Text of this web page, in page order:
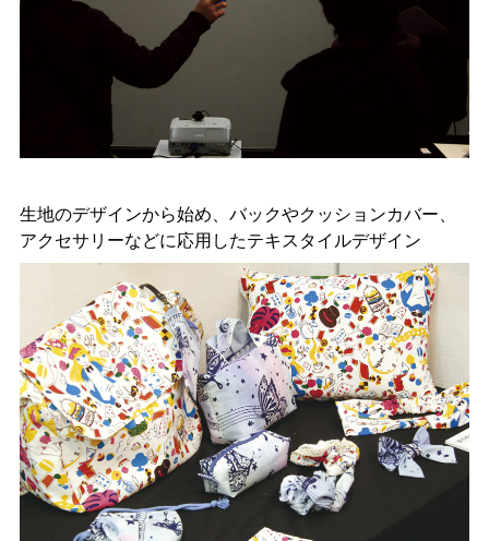
生地のデザインから始め、バックやクッションカバー、
アクセサリーなどに応用したテキスタイルデザイン